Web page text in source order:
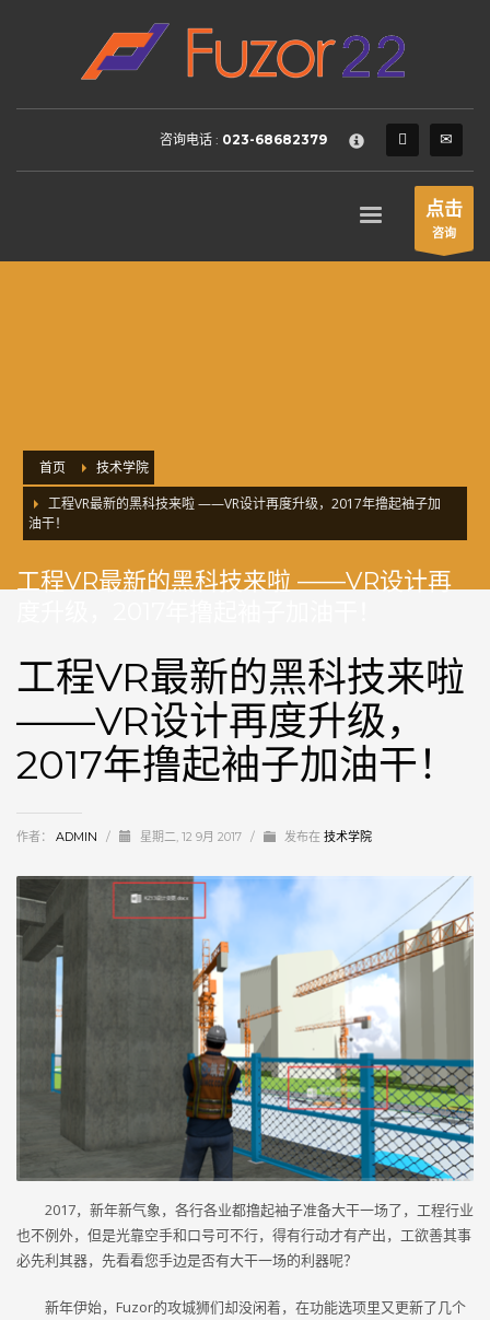
HOW TO SHOP
Login or create new account.
2 Review your order.
FREEshipment
If you still have problems, please let us know, by sending an
SHOWROOM HOURS
咨询电话 : 023-68682379
点击
咨询
首页
技术学院
工程VR最新的黑科技来啦 ——VR设计再度升级，2017年撸起袖子加
油干！
工程VR最新的黑科技来啦 ——VR设计再
工程VR最新的黑科技来啦
——VR设计再度升级，
2017年撸起袖子加油干！
作者： ADMIN / 星期二, 12 9月 2017 / 发布在 技术学院
2017，新年新气象，各行各业都撸起袖子准备大干一场了，工程行业
也不例外，但是光靠空手和口号可不行，得有行动才有产出，工欲善其事
必先利其器，先看看您手边是否有大干一场的利器呢？
新年伊始，Fuzor的攻城狮们却没闲着，在功能选项里又更新了几个